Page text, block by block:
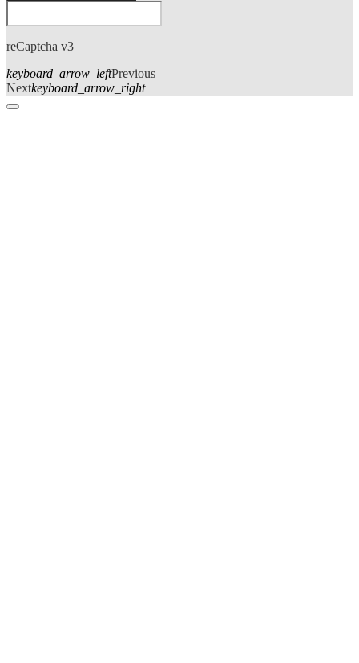
reCaptcha v3
keyboard_arrow_leftPrevious
Nextkeyboard_arrow_right